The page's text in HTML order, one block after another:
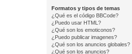
Formatos y tipos de temas
¿Qué es el código BBCode?
¿Puedo usar HTML?
¿Qué son los emoticonos?
¿Puedo publicar imagenes?
¿Qué son los anuncios globales?
¿Qué son los anuncios?